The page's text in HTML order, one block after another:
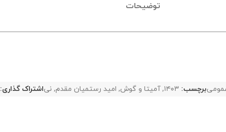
توضیحات
برچسب: ۱۴۰۳, آمیتا و گوش, امید رستمیان مقدم, نیاشتراک گذاری: